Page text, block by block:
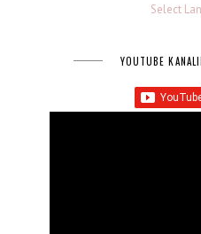
Select
YOUTUBE